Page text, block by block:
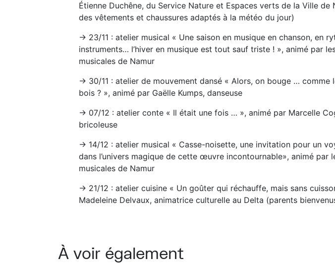
Étienne Duchêne, du Service Nature et Espaces verts de la Ville de
des vêtements et chaussures adaptés à la météo du jour)
→ 23/11 : atelier musical « Une saison en musique en chanson, en
instruments… l’hiver en musique est tout sauf triste ! », animé par
musicales de Namur
→ 30/11 : atelier de mouvement dansé « Alors, on bouge … comme
bois ? », animé par Gaëlle Kumps, danseuse
→ 07/12 : atelier conte « Il était une fois … », animé par Marcelle
bricoleuse
→ 14/12 : atelier musical « Casse-noisette, une invitation pour un
dans l’univers magique de cette œuvre incontournable», animé par
musicales de Namur
→ 21/12 : atelier cuisine « Un goûter qui réchauffe, mais sans
Madeleine Delvaux, animatrice culturelle au Delta (parents
À voir également